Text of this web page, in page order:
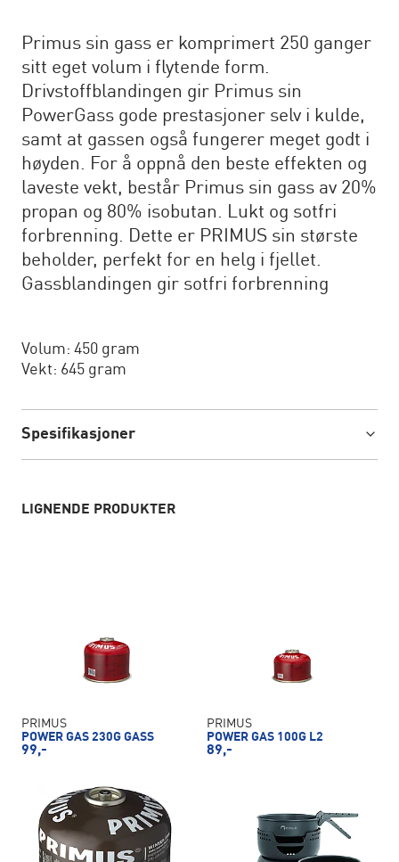
Primus sin gass er komprimert 250 ganger
sitt eget volum i flytende form.
Drivstoffblandingen gir Primus sin
PowerGass gode prestasjoner selv i kulde,
samt at gassen også fungerer meget godt i
høyden. For å oppnå den beste effekten og
laveste vekt, består Primus sin gass av 20%
propan og 80% isobutan. Lukt og sotfri
forbrenning. Dette er PRIMUS sin største
beholder, perfekt for en helg i fjellet.
Gassblandingen gir sotfri forbrenning
Volum: 450 gram
Vekt: 645 gram
Spesifikasjoner
LIGNENDE PRODUKTER
PRIMUS
POWER GAS 230G GASS
99,-
PRIMUS
POWER GAS 100G L2
89,-